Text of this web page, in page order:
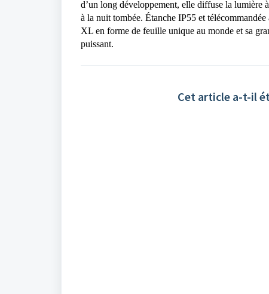
d’un long développement, elle diffuse la lumière
à la nuit tombée. Étanche IP55 et
XL en forme de feuille unique au monde et sa
puissant.
Cet article a-t-il